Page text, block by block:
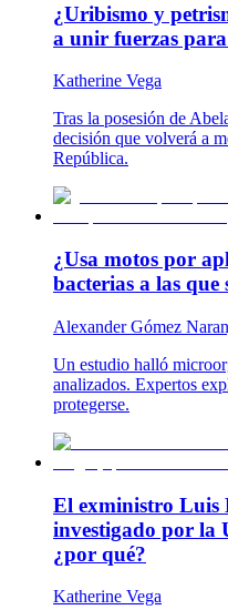
¿Uribismo y
a unir fuerzas
Katherine Vega
Tras la posesión de
decisión que volverá a
República.
¿Usa motos por
bacterias a las que
Alexander Gómez
Un estudio halló
analizados. Expertos
protegerse.
El exministro Luis
investigado por la
¿por qué?
Katherine Vega